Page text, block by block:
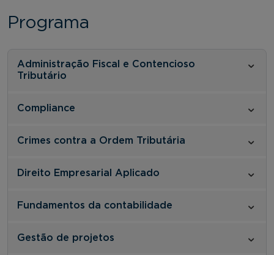
Programa
Administração Fiscal e Contencioso
Tributário
Compliance
Crimes contra a Ordem Tributária
Direito Empresarial Aplicado
Fundamentos da contabilidade
Gestão de projetos